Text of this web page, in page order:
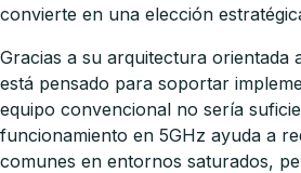
convierte en una elección
Gracias a su arquitectura orientada
está pensado para soportar
equipo convencional no sería
funcionamiento en 5GHz ayuda a
comunes en entornos saturados,